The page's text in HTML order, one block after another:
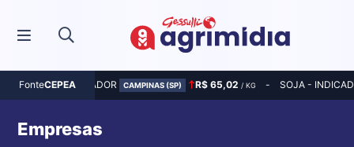
FonteCEPEA
MILHO - INDICADOR CAMPINAS (SP) R$ 65,02 / KG SOJA -
Empresas